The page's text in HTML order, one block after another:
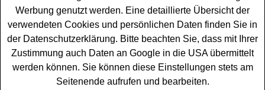
Sonnenschirm gewinnen
Mit diesem kostenlosen Sarti Aperitivo Gewinnspiel kann
der Sommer kommen. Sarti verlost zehn schöne
Sommer-Sets mit 4xLiegestuhlund Sonnenschirm sowie
einer coolen Holzbox und einem Gläser-Set. weiterhin
warten noch 500 Gläser Sets und tolle Sofortgewinne auf
Werbung genutzt werden. Eine detaillierte Übersicht der
verwendeten Cookies und persönlichen Daten finden Sie in
der Datenschutzerklärung. Bitte beachten Sie, dass mit Ihrer
Zustimmung auch Daten an Google in die USA übermittelt
werden können. Sie können diese Einstellungen stets am
Seitenende aufrufen und bearbeiten.